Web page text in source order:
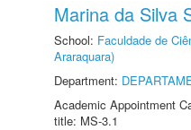
Marina da Silva
School: Faculdade de
Araraquara)
Department:
Academic Appointment
title: MS-3.1